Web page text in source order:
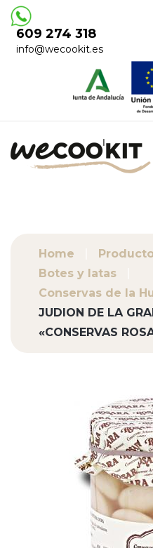
609 274 318
info@wecookit.es
Home
Botes y latas
Conservas de la
JUDION DE LA
«CONSERVAS